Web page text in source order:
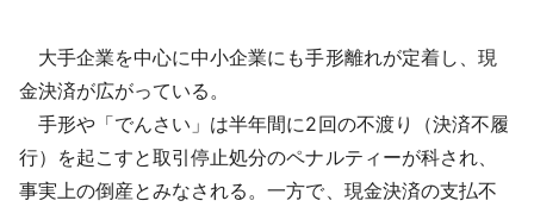
大手企業を中心に中小企業にも手形離れが定着し、現
金決済が広がっている。
手形や「でんさい」は半年間に2回の不渡り（決済不履
行）を起こすと取引停止処分のペナルティーが科され、
事実上の倒産とみなされる。一方で、現金決済の支払不